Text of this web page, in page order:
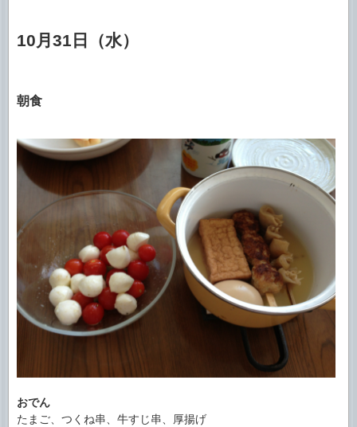
10月31日（水）
朝食
おでん
たまご、つくね串、牛すじ串、厚揚げ